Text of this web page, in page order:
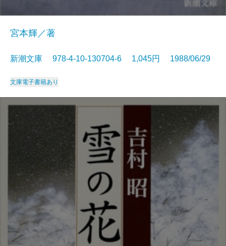
宮本輝／著
新潮文庫 978-4-10-130704-6 1,045円 1988/06/29
文庫電子書籍あり